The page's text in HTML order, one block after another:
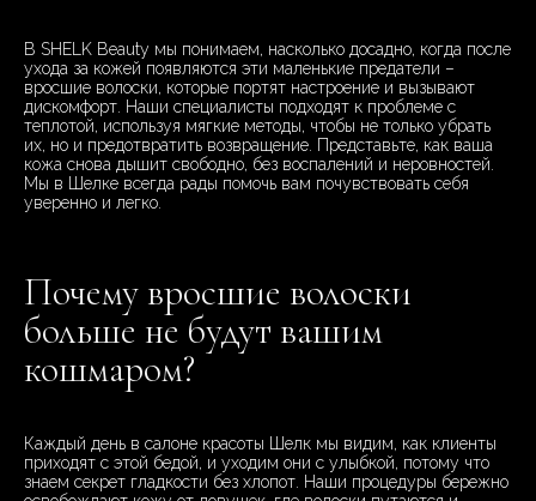
В SHELK Beauty мы понимаем, насколько досадно, когда после
ухода за кожей появляются эти маленькие предатели –
вросшие волоски, которые портят настроение и вызывают
дискомфорт. Наши специалисты подходят к проблеме с
теплотой, используя мягкие методы, чтобы не только убрать
их, но и предотвратить возвращение. Представьте, как ваша
кожа снова дышит свободно, без воспалений и неровностей.
Мы в Шелке всегда рады помочь вам почувствовать себя
уверенно и легко.
Почему вросшие волоски
больше не будут вашим
кошмаром?
Каждый день в салоне красоты Шелк мы видим, как клиенты
приходят с этой бедой, и уходим они с улыбкой, потому что
знаем секрет гладкости без хлопот. Наши процедуры бережно